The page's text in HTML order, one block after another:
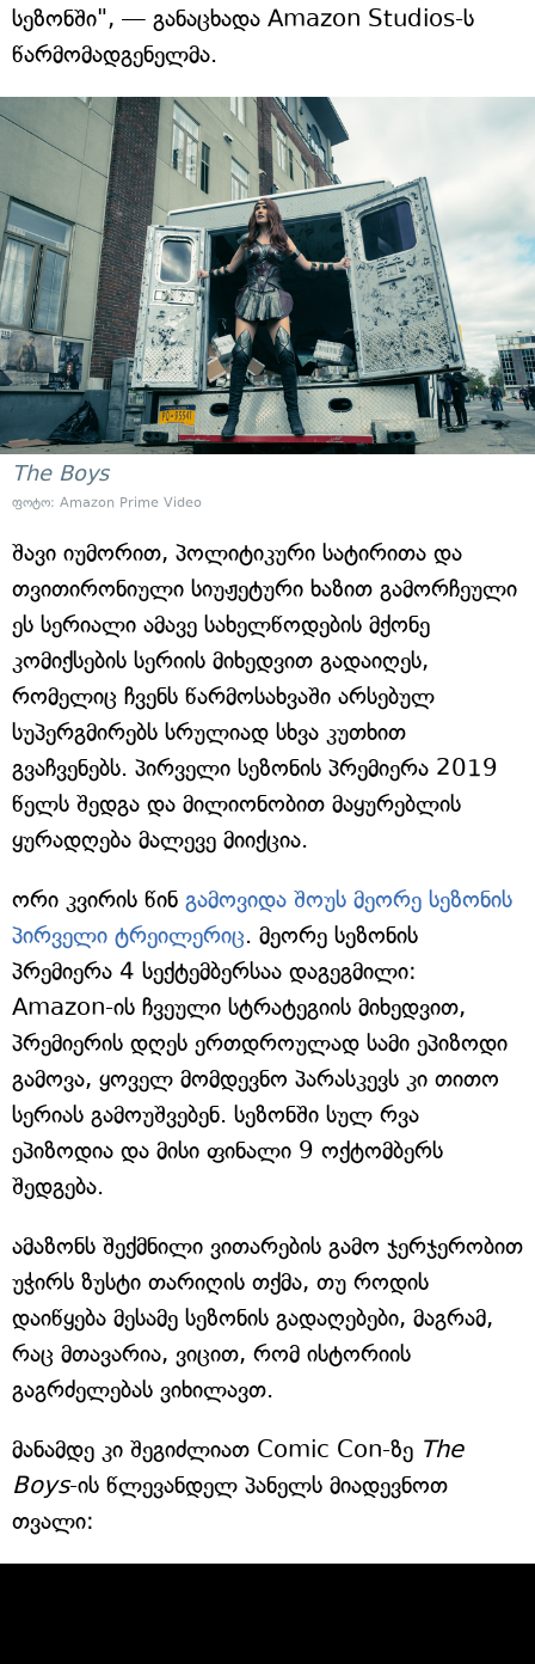
სეზონში", — განაცხადა Amazon Studios-ს
წარმომადგენელმა.
The Boys
ფოტო: Amazon Prime Video
შავი იუმორით, პოლიტიკური სატირითა და
თვითირონიული სიუჟეტური ხაზით გამორჩეული
ეს სერიალი ამავე სახელწოდების მქონე
კომიქსების სერიის მიხედვით გადაიღეს,
რომელიც ჩვენს წარმოსახვაში არსებულ
სუპერგმირებს სრულიად სხვა კუთხით
გვაჩვენებს. პირველი სეზონის პრემიერა 2019
წელს შედგა და მილიონობით მაყურებლის
ყურადღება მალევე მიიქცია.
ორი კვირის წინ გამოვიდა შოუს მეორე სეზონის
პირველი ტრეილერიც. მეორე სეზონის
პრემიერა 4 სექტემბერსაა დაგეგმილი:
Amazon-ის ჩვეული სტრატეგიის მიხედვით,
პრემიერის დღეს ერთდროულად სამი ეპიზოდი
გამოვა, ყოველ მომდევნო პარასკევს კი თითო
სერიას გამოუშვებენ. სეზონში სულ რვა
ეპიზოდია და მისი ფინალი 9 ოქტომბერს
შედგება.
ამაზონს შექმნილი ვითარების გამო ჯერჯერობით
უჭირს ზუსტი თარიღის თქმა, თუ როდის
დაიწყება მესამე სეზონის გადაღებები, მაგრამ,
რაც მთავარია, ვიცით, რომ ისტორიის
გაგრძელებას ვიხილავთ.
მანამდე კი შეგიძლიათ Comic Con-ზე The
Boys-ის წლევანდელ პანელს მიადევნოთ
თვალი: